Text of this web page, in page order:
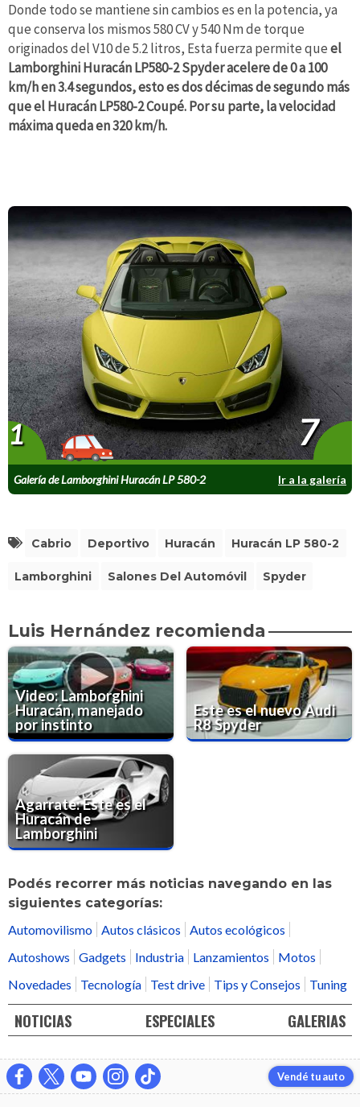
Donde todo se mantiene sin cambios es en la potencia, ya
que conserva los mismos 580 CV y 540 Nm de torque
originados del V10 de 5.2 litros, Esta fuerza permite queel
Lamborghini Huracán LP580-2 Spyder acelere de 0 a 100
km/h en 3.4 segundos, esto es dos décimas de segundo más
que el Huracán LP580-2 Coupé. Por su parte, la velocidad
máxima queda en 320 km/h.
Galería de Lamborghini Huracán LP 580-2
Spyder
Ir a la galería
1 7
Cabrio Deportivo Huracán Huracán LP 580-2
Lamborghini Salones Del Automóvil Spyder
Luis Hernández recomienda
Video: Lamborghini
Huracán, manejado
por instinto
Este es el nuevo Audi
R8 Spyder
Agarrate: Este es el
Huracán de
Lamborghini
Podés recorrer más noticias navegando en las
siguientes categorías:
Automovilismo Autos clásicos
Autos ecológicos
Autoshows
Gadgets Industria Lanzamientos
Motos
Novedades
Tecnología Test drive Tips y Consejos Tuning
NOTICIAS ESPECIALES GALERIAS
Vendé tu auto